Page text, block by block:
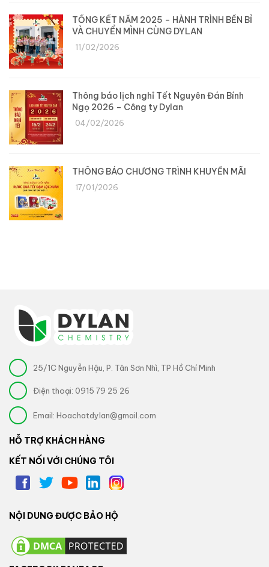
TỔNG KẾT NĂM 2025 – HÀNH TRÌNH BỀN BỈ
VÀ CHUYỂN MÌNH CÙNG DYLAN
11/02/2026
Thông báo lịch nghỉ Tết Nguyên Đán Bính
Ngọ 2026 – Công ty Dylan
04/02/2026
THÔNG BÁO CHƯƠNG TRÌNH KHUYẾN MÃI
17/01/2026
25/1C Nguyễn Hậu, P. Tân Sơn Nhì, TP Hồ Chí Minh
Điện thoại: 0915 79 25 26
Email: Hoachatdylan@gmail.com
HỖ TRỢ KHÁCH HÀNG
KẾT NỐI VỚI CHÚNG TÔI
NỘI DUNG ĐƯỢC BẢO HỘ